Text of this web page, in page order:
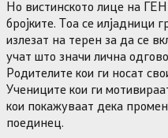
Но вистинското лице на
бројките. Тоа се илјадници
излезат на терен за да се
учат што значи лична
Родителите кои ги носат
Учениците кои ги
кои покажуваат дека
поединец.